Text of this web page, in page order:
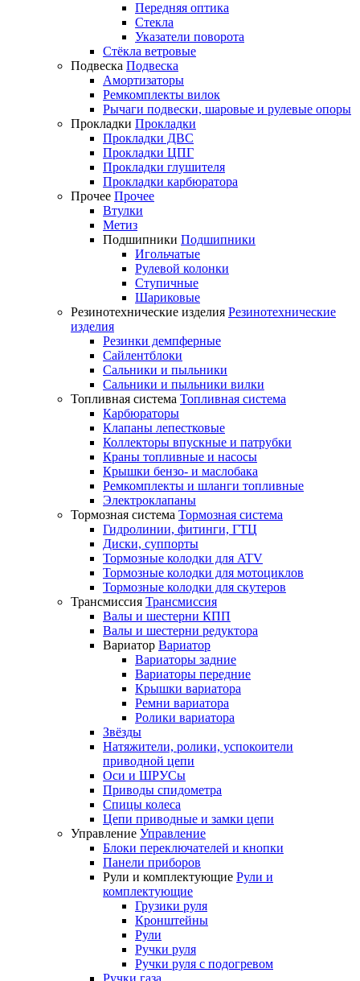
Передняя оптика
Стекла
Указатели поворота
Стёкла ветровые
Подвеска Подвеска
Амортизаторы
Ремкомплекты вилок
Рычаги подвески, шаровые и рулевые опоры
Прокладки Прокладки
Прокладки ДВС
Прокладки ЦПГ
Прокладки глушителя
Прокладки карбюратора
Прочее Прочее
Втулки
Метиз
Подшипники Подшипники
Игольчатые
Рулевой колонки
Ступичные
Шариковые
Резинотехнические изделия Резинотехнические
изделия
Резинки демпферные
Сайлентблоки
Сальники и пыльники
Сальники и пыльники вилки
Топливная система Топливная система
Карбюраторы
Клапаны лепестковые
Коллекторы впускные и патрубки
Краны топливные и насосы
Крышки бензо- и маслобака
Ремкомплекты и шланги топливные
Электроклапаны
Тормозная система Тормозная система
Гидролинии, фитинги, ГТЦ
Диски, суппорты
Тормозные колодки для ATV
Тормозные колодки для мотоциклов
Тормозные колодки для скутеров
Трансмиссия Трансмиссия
Валы и шестерни КПП
Валы и шестерни редуктора
Вариатор Вариатор
Вариаторы задние
Вариаторы передние
Крышки вариатора
Ремни вариатора
Ролики вариатора
Звёзды
Натяжители, ролики, успокоители
приводной цепи
Оси и ШРУСы
Приводы спидометра
Спицы колеса
Цепи приводные и замки цепи
Управление Управление
Блоки переключателей и кнопки
Панели приборов
Рули и комплектующие Рули и
комплектующие
Грузики руля
Кронштейны
Рули
Ручки руля
Ручки руля с подогревом
Ручки газа